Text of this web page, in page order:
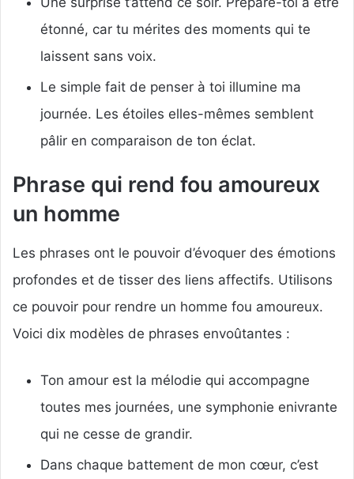
étonné, car tu mérites des moments qui te
laissent sans voix.
Le simple fait de penser à toi illumine ma
journée. Les étoiles elles-mêmes semblent
pâlir en comparaison de ton éclat.
Phrase qui rend fou amoureux
un homme
Les phrases ont le pouvoir d’évoquer des émotions
profondes et de tisser des liens affectifs. Utilisons
ce pouvoir pour rendre un homme fou amoureux.
Voici dix modèles de phrases envoûtantes :
Ton amour est la mélodie qui accompagne
toutes mes journées, une symphonie enivrante
qui ne cesse de grandir.
Dans chaque battement de mon cœur, c’est